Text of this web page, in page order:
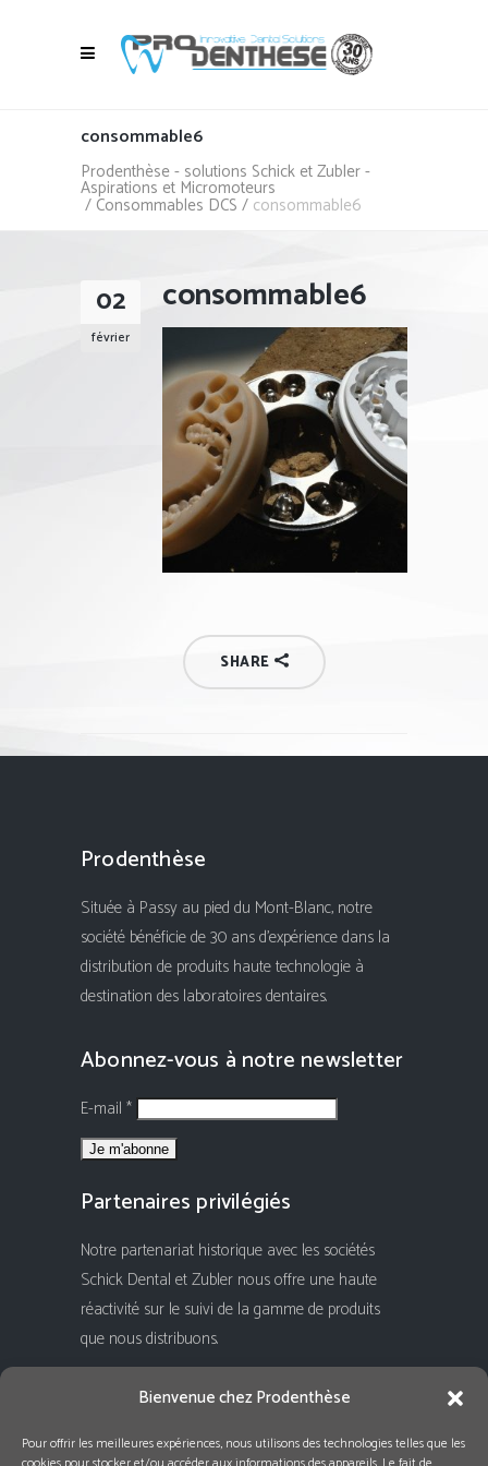
Bienvenue chez Prodenthèse
Pour offrir les meilleures expériences, nous utilisons des technologies telles que les
consommable6
Prodenthèse - solutions Schick et Zubler -
Aspirations et Micromoteurs
/ Consommables DCS / consommable6
02
février
consommable6
SHARE
Prodenthèse
Située à Passy au pied du Mont-Blanc, notre
société bénéficie de 30 ans d'expérience dans la
distribution de produits haute technologie à
destination des laboratoires dentaires.
Abonnez-vous à notre newsletter
E-mail *
Partenaires privilégiés
Notre partenariat historique avec les sociétés
Schick Dental et Zubler nous offre une haute
réactivité sur le suivi de la gamme de produits
que nous distribuons.
Rejoignez-nous !